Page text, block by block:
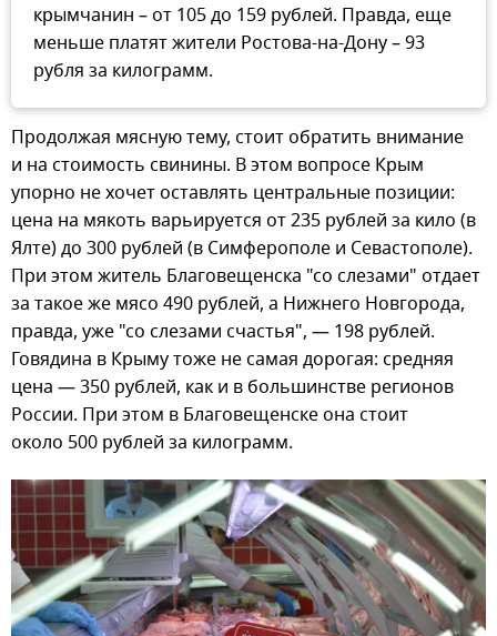
крымчанин – от 105 до 159 рублей. Правда, еще
меньше платят жители Ростова-на-Дону – 93
рубля за килограмм.
Продолжая мясную тему, стоит обратить внимание
и на стоимость свинины. В этом вопросе Крым
упорно не хочет оставлять центральные позиции:
цена на мякоть варьируется от 235 рублей за кило (в
Ялте) до 300 рублей (в Симферополе и Севастополе).
При этом житель Благовещенска "со слезами" отдает
за такое же мясо 490 рублей, а Нижнего Новгорода,
правда, уже "со слезами счастья", — 198 рублей.
Говядина в Крыму тоже не самая дорогая: средняя
цена — 350 рублей, как и в большинстве регионов
России. При этом в Благовещенске она стоит
около 500 рублей за килограмм.